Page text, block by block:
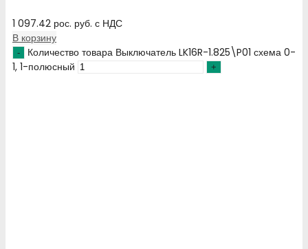
1 097.42 рос. руб. с НДС
В корзину
Количество товара Выключатель LK16R-1.825\P01 схема 0-
1, 1-полюсный